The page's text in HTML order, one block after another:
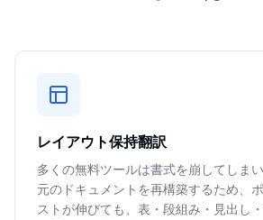
レイアウト保持翻訳
多くの無料ツールは書式を崩してしま
元のドキュメントを再構築するため、
ストが伸びても、表・段組み・見出し